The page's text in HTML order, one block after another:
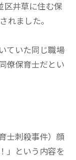
区井草に住む保
れました。
ていた同じ職場
僚保育士だとい
士刺殺事件）顔
」という内容を